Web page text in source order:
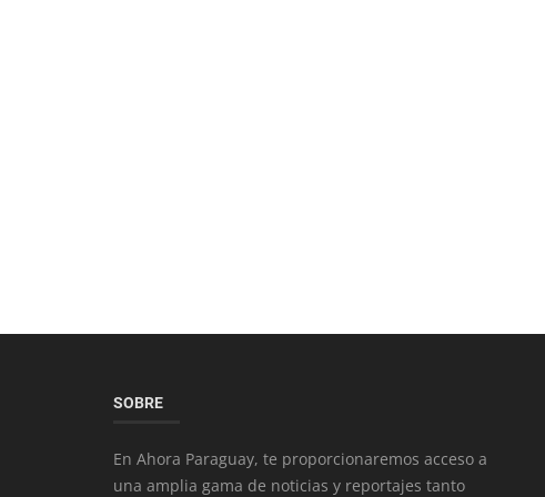
SOBRE
En Ahora Paraguay, te proporcionaremos acceso a
una amplia gama de noticias y reportajes tanto